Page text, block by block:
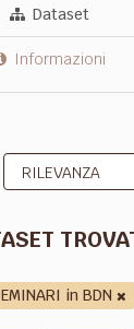
Dataset
Informazioni
in BDN